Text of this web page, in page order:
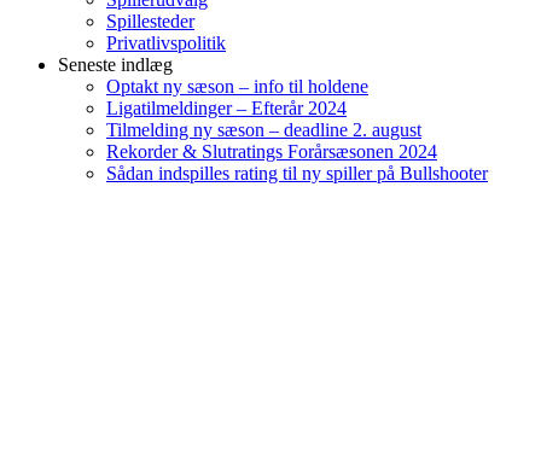
Spillesteder
Privatlivspolitik
Seneste indlæg
Optakt ny sæson – info til holdene
Ligatilmeldinger – Efterår 2024
Tilmelding ny sæson – deadline 2. august
Rekorder & Slutratings Forårsæsonen 2024
Sådan indspilles rating til ny spiller på Bullshooter